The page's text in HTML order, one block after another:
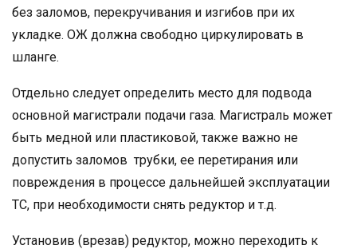
без заломов, перекручивания и изгибов при их
укладке. ОЖ должна свободно циркулировать в
шланге.
Отдельно следует определить место для подвода
основной магистрали подачи газа. Магистраль может
быть медной или пластиковой, также важно не
допустить заломов трубки, ее перетирания или
повреждения в процессе дальнейшей эксплуатации
ТС, при необходимости снять редуктор и т.д.
Установив (врезав) редуктор, можно переходить к